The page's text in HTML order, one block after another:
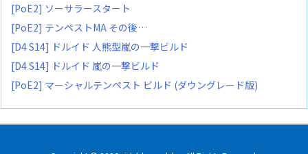
[PoE2] ソーサラースタート
[PoE2] テンペストMA その後…
[D4 S14] ドルイド 人熊型嵐の一撃ビルド
[D4 S14] ドルイド 嵐の一撃ビルド
[PoE2] マーシャルテンペスト ビルド (ダウングレード版)